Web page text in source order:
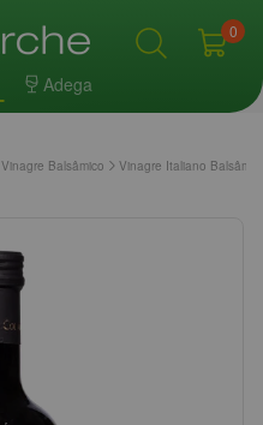
Adega
0
Vinagre Balsâmico Vinagre Italiano